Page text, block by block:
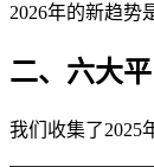
2026年的新趋势
二、六大
我们收集了2025